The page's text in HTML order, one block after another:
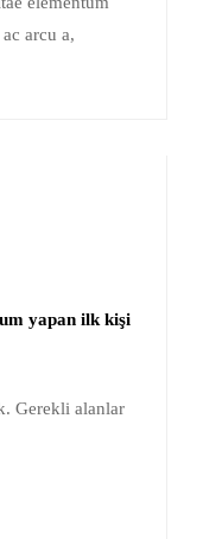
arcu a,
yapan ilk kişi
Gerekli alanlar